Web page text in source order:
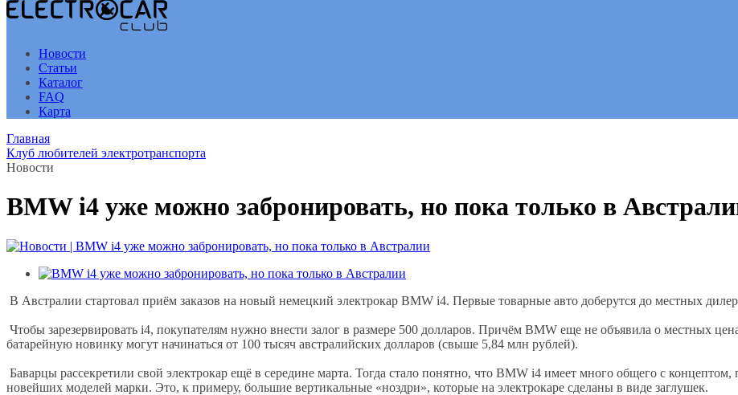
Новости
Статьи
Каталог
FAQ
Карта
Главная
Клуб любителей электротранспорта
Новости
BMW i4 уже можно забронировать, но пока только в
В Австралии стартовал приём заказов на новый немецкий электрокар BMW i4. Первые товарные авто доберутся до местных
Чтобы зарезервировать i4, покупателям нужно внести залог в размере 500 долларов. Причём BMW еще не объявила о местных
батарейную новинку могут начинаться от 100 тысяч австралийских долларов (свыше 5,84 млн рублей).
Баварцы рассекретили свой электрокар ещё в середине марта. Тогда стало понятно, что BMW i4 имеет много общего с концептом,
новейших моделей марки. Это, к примеру, большие вертикальные «ноздри», которые на электрокаре сделаны в виде заглушек.